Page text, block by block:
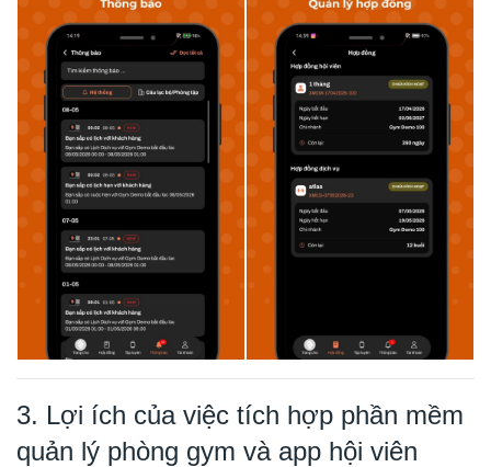
3. Lợi ích của việc tích hợp phần mềm
quản lý phòng gym và app hội viên